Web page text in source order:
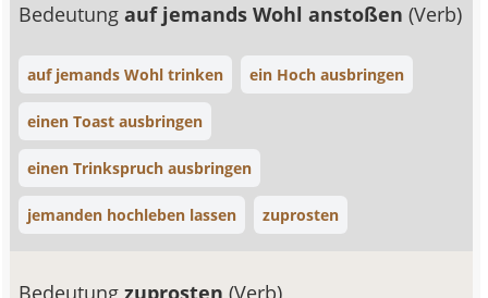
Bedeutungauf jemands Wohl anstoßen(Verb)
auf jemands Wohl trinken ein Hoch ausbringen
einen Toast ausbringen
einen Trinkspruch ausbringen
jemanden hochleben lassen zuprosten
Bedeutungzuprosten(Verb)